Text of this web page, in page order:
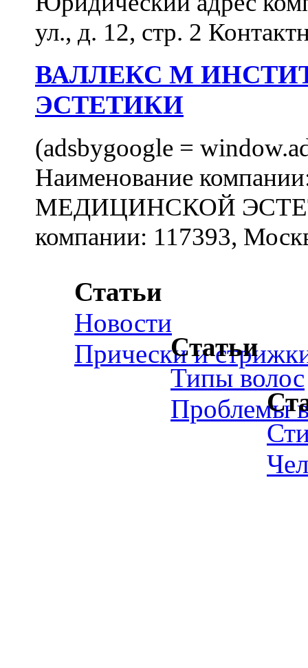
ул., д. 12, стр. 2
ВАЛЛЕКС М
ЭСТЕТИКИ
(adsbygoogle =
Наименование
МЕДИЦИНСКОЙ
компании: 117393,
Статьи
Новости
Прически иСтатьи
Типы волос
Проблемы